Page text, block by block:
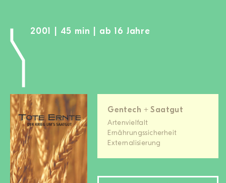
2001 | 45 min | ab 16 Jahre
Gentech + Saatgut
Artenvielfalt
Ernährungssicherheit
Externalisierung